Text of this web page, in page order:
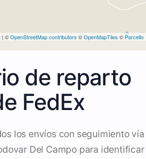
| ©OpenStreetMap contributors ©OpenMapTiles © Parcello
de reparto
FedEx
los envíos con seguimiento vía
Del Campo para identificar